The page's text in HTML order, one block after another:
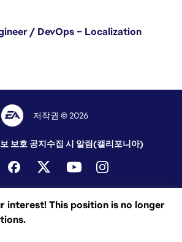
interest! This position is no longer
/ DevOps – Localization
저작권 © 2026
보호 공지수집 시 알림(캘리포니아)